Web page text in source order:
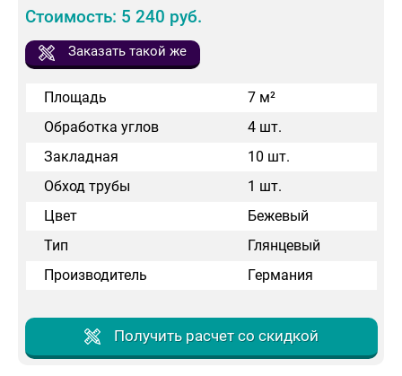
Стоимость: 5 240 руб.
Заказать такой же
Площадь
7 м²
Обработка углов
4 шт.
Закладная
10 шт.
Обход трубы
1 шт.
Цвет
Бежевый
Тип
Глянцевый
Производитель
Германия
Получить расчет со скидкой